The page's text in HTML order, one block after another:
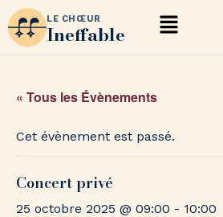
LE CHŒUR
Ineffable
« Tous les Évènements
Cet évènement est passé.
Concert privé
25 octobre 2025 @ 09:00 - 10:00